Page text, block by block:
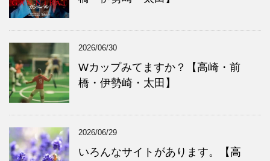
2026/06/30
Wカップみてますか？【高崎・前
橋・伊勢崎・太田】
2026/06/29
いろんなサイトがあります。【高